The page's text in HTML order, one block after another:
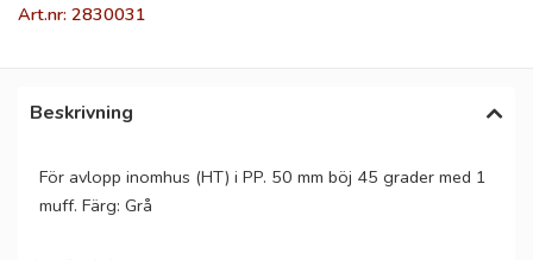
Art.nr: 2830031
Beskrivning
För avlopp inomhus (HT) i PP. 50 mm böj 45 grader med 1
muff. Färg: Grå